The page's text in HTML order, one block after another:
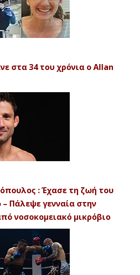
στα 34 του χρόνια ο Allan
: Έχασε τη ζωή του
Πάλεψε γενναία στην
νοσοκομειακό μικρόβιο